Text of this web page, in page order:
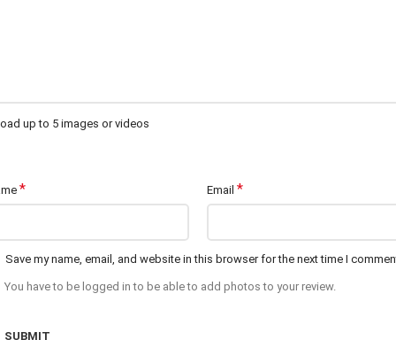
up to 5 images or videos
* Email *
Save my name, email, and website in this browser for the next time I
You have to be logged in to be able to add photos to your review.